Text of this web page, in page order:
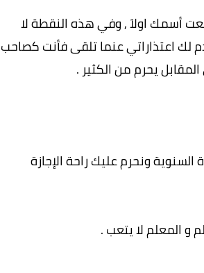
أسمك اولاَ , وفي هذه النقطة لا
اعتذاراتي عنما تلقى فأنت كصاحب
يحرم من الكثير .
ونحرم عليك راحة الإجازة
المعلم لا يتعب .